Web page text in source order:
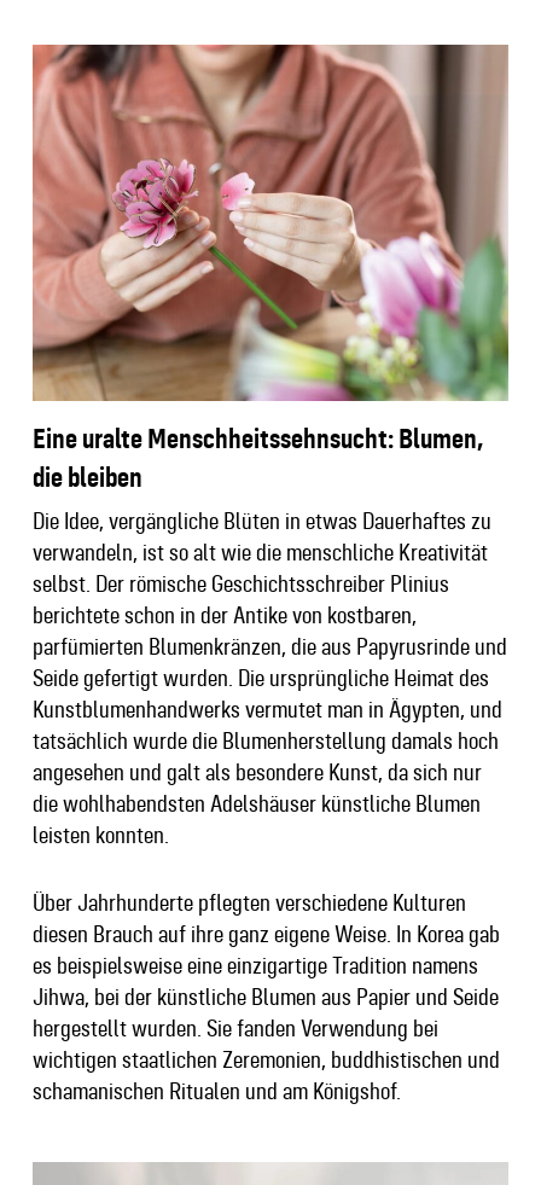
Eine uralte Menschheitssehnsucht: Blumen,
die bleiben
Die Idee, vergängliche Blüten in etwas Dauerhaftes zu
verwandeln, ist so alt wie die menschliche Kreativität
selbst. Der römische Geschichtsschreiber Plinius
berichtete schon in der Antike von kostbaren,
parfümierten Blumenkränzen, die aus Papyrusrinde und
Seide gefertigt wurden. Die ursprüngliche Heimat des
Kunstblumenhandwerks vermutet man in Ägypten, und
tatsächlich wurde die Blumenherstellung damals hoch
angesehen und galt als besondere Kunst, da sich nur
die wohlhabendsten Adelshäuser künstliche Blumen
leisten konnten.
Über Jahrhunderte pflegten verschiedene Kulturen
diesen Brauch auf ihre ganz eigene Weise. In Korea gab
es beispielsweise eine einzigartige Tradition namens
Jihwa, bei der künstliche Blumen aus Papier und Seide
hergestellt wurden. Sie fanden Verwendung bei
wichtigen staatlichen Zeremonien, buddhistischen und
schamanischen Ritualen und am Königshof.